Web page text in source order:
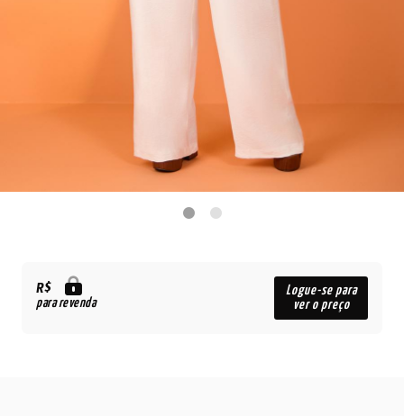
R$
para revenda
Logue-se para
ver o preço